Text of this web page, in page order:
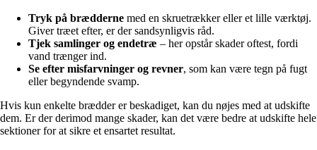
Tryk på brædderne med en skruetrækker eller et lille værktøj.
Giver træet efter, er der sandsynligvis råd.
Tjek samlinger og endetræ – her opstår skader oftest, fordi
vand trænger ind.
Se efter misfarvninger og revner, som kan være tegn på fugt
eller begyndende svamp.
Hvis kun enkelte brædder er beskadiget, kan du nøjes med at udskifte
dem. Er der derimod mange skader, kan det være bedre at udskifte hele
sektioner for at sikre et ensartet resultat.